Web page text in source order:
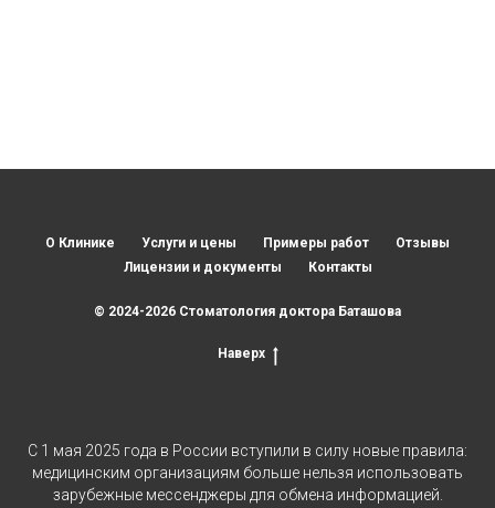
О Клинике Услуги и цены Примеры работ
Отзывы
Лицензии и документы
Контакты
© 2024-2026 Стоматология доктора Баташова
Наверх
С 1 мая 2025 года в России вступили в силу новые правила:
медицинским организациям больше нельзя использовать
зарубежные мессенджеры для обмена информацией.